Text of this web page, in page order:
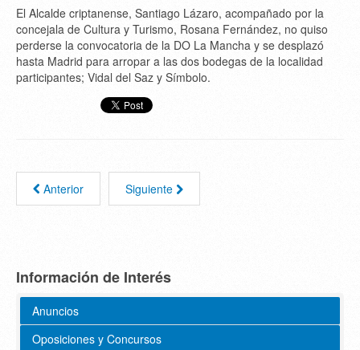
El Alcalde criptanense, Santiago Lázaro, acompañado por la
concejala de Cultura y Turismo, Rosana Fernández, no quiso
perderse la convocatoria de la DO La Mancha y se desplazó
hasta Madrid para arropar a las dos bodegas de la localidad
participantes; Vidal del Saz y Símbolo.
Anterior Siguiente
Información de Interés
Anuncios
Oposiciones y Concursos